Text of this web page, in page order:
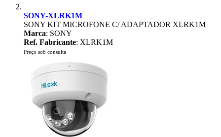
SONY-XLRK1M
SONY KIT MICROFONE C/ ADAPTADOR XLRK1M
Marca: SONY
Ref. Fabricante: XLRK1M
Preço sob consulta